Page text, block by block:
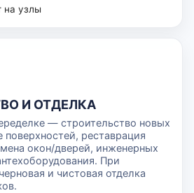
на узлы
И ОТДЕЛКА
— строительство новых
поверхностей, реставрация
окон/дверей, инженерных
При
и чистовая отделка